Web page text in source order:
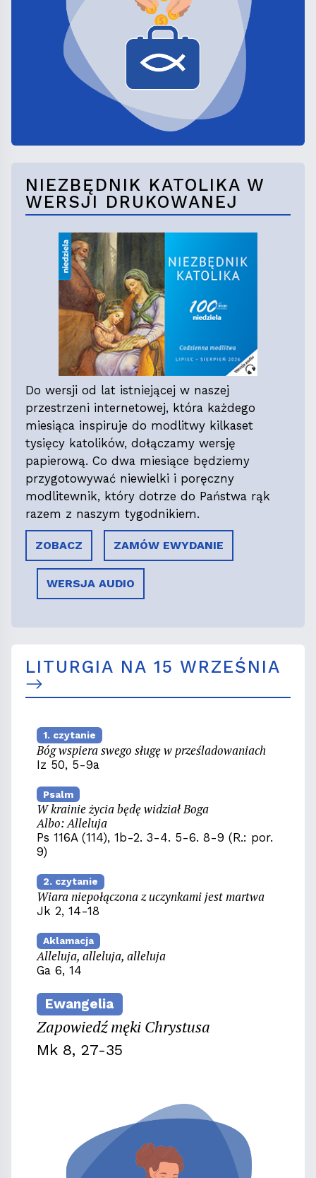
NIEZBĘDNIK KATOLIKA W
WERSJI DRUKOWANEJ
Do wersji od lat istniejącej w naszej
przestrzeni internetowej, która każdego
miesiąca inspiruje do modlitwy kilkaset
tysięcy katolików, dołączamy wersję
papierową. Co dwa miesiące będziemy
przygotowywać niewielki i poręczny
modlitewnik, który dotrze do Państwa rąk
razem z naszym tygodnikiem.
ZOBACZ ZAMÓW EWYDANIE
WERSJA AUDIO
LITURGIA NA 15 WRZEŚNIA
1. czytanie
Bóg wspiera swego sługę w prześladowaniach
Iz 50, 5-9a
Psalm
W krainie życia będę widział Boga
Albo: Alleluja
Ps 116A (114), 1b-2. 3-4. 5-6. 8-9 (R.: por.
9)
2. czytanie
Wiara niepołączona z uczynkami jest martwa
Jk 2, 14-18
Aklamacja
Alleluja, alleluja, alleluja
Ga 6, 14
Ewangelia
Zapowiedź męki Chrystusa
Mk 8, 27-35